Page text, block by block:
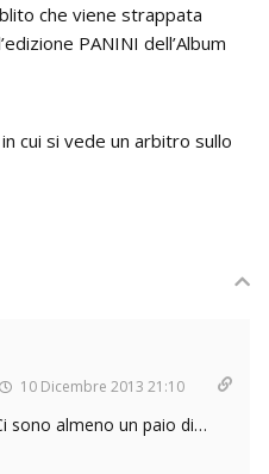
che viene strappata
PANINI dell’Album
cui si vede un arbitro sullo
10 Dicembre 2013 21:10
sono almeno un paio di…